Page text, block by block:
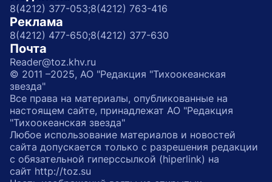
8(4212) 377-053;8(4212) 763-416
Реклама
8(4212) 477-650;8(4212) 377-630
Почта
Reader@toz.khv.ru
© 2011 –2025, АО "Редакция "Тихоокеанская
звезда"
Все права на материалы, опубликованные на
настоящем сайте, принадлежат АО "Редакция
"Тихоокеанская звезда"
Любое использование материалов и новостей
сайта допускается только с разрешения редакции
с обязательной гиперссылкой (hiperlink) на
сайт http://toz.su